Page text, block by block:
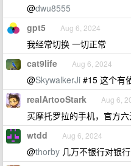
@dwu8555
gpt5 Aug 6, 2024
我经常切换 一切正常
cat9life Aug 6, 2024
@SkywalkerJi #15 这个有
realArtooStark Aug 6,
买摩托罗拉的手机，官方六
wtdd Aug 6, 2024
@thorby 几万不银行对银